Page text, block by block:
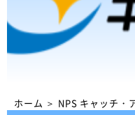
ホーム ＞ NPS キャッチ・